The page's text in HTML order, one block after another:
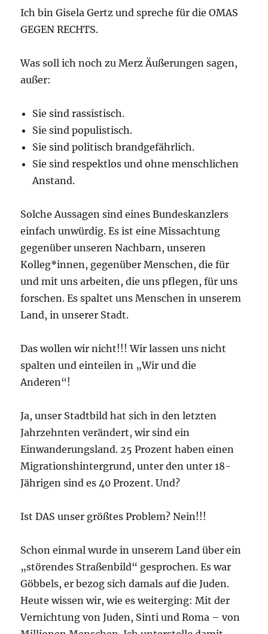
Ich bin Gisela Gertz und spreche für die OMAS
GEGEN RECHTS.
Was soll ich noch zu Merz Äußerungen sagen,
außer:
Sie sind rassistisch.
Sie sind populistisch.
Sie sind politisch brandgefährlich.
Sie sind respektlos und ohne menschlichen
Anstand.
Solche Aussagen sind eines Bundeskanzlers
einfach unwürdig. Es ist eine Missachtung
gegenüber unseren Nachbarn, unseren
Kolleg*innen, gegenüber Menschen, die für
und mit uns arbeiten, die uns pflegen, für uns
forschen. Es spaltet uns Menschen in unserem
Land, in unserer Stadt.
Das wollen wir nicht!!! Wir lassen uns nicht
spalten und einteilen in „Wir und die
Anderen“!
Ja, unser Stadtbild hat sich in den letzten
Jahrzehnten verändert, wir sind ein
Einwanderungsland. 25 Prozent haben einen
Migrationshintergrund, unter den unter 18-
Jährigen sind es 40 Prozent. Und?
Ist DAS unser größtes Problem? Nein!!!
Schon einmal wurde in unserem Land über ein
„störendes Straßenbild“ gesprochen. Es war
Göbbels, er bezog sich damals auf die Juden.
Heute wissen wir, wie es weiterging: Mit der
Vernichtung von Juden, Sinti und Roma – von